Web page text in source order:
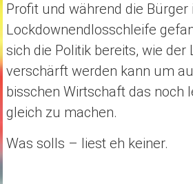
Profit und während die Bürger
Lockdownendlosschleife
sich die Politik bereits, wie der
verschärft werden kann um
bisschen Wirtschaft das noch
gleich zu machen.
Was solls – liest eh keiner.